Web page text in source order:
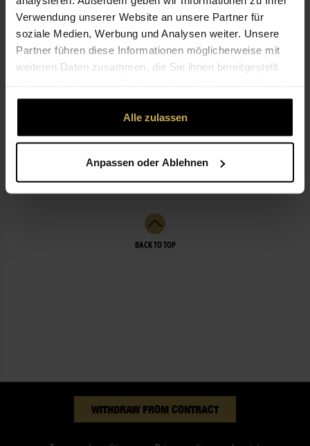
Verwendung unserer Website an unsere Partner für
soziale Medien, Werbung und Analysen weiter. Unsere
Partner führen diese Informationen möglicherweise mit
weiteren Daten zusammen, die Sie ihnen bereitgestellt
gesammelt haben.
Alle zulassen
Anpassen oder Ablehnen
Schleicher, Detlef
Schillerplatz 20
06429 Nienburg (Saale)
034721-227 74
schleicher-nienburg@t-online.de
SERVICES
BACK TO TOP
WITHDRAW FROM CONTRACT